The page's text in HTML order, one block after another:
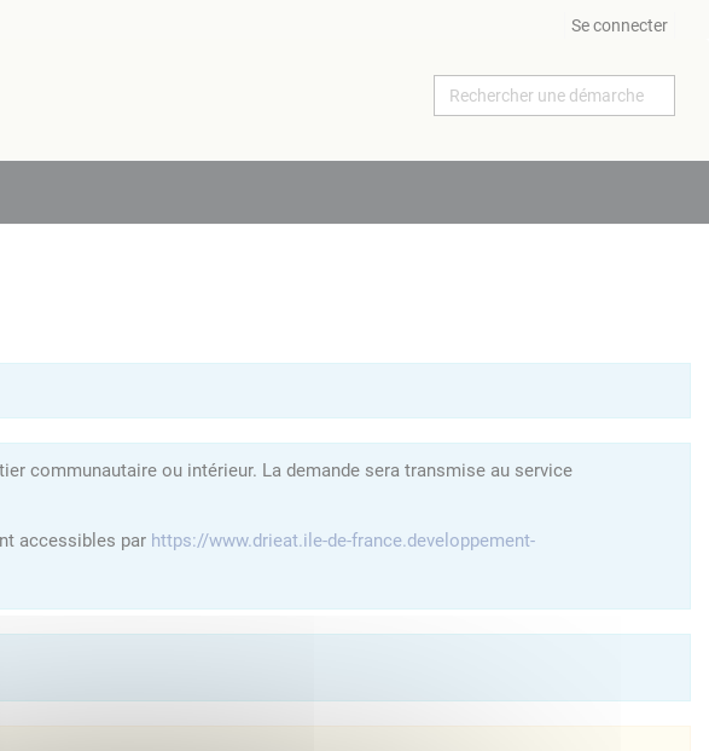
Se connecter
communautaire ou intérieur. La demande sera transmise au service
accessibles par https://www.drieat.ile-de-france.developpement-